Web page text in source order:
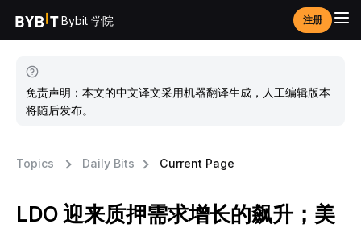
Bybit 学院 注册
免责声明：本文的中文译文采用机器翻译生成，人工编辑版本
将随后发布。
Topics Daily Bits Current Page
LDO 迎来质押需求增长的飙升；美